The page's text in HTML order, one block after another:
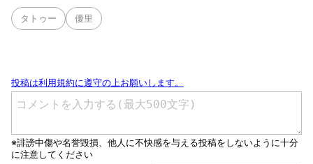
タトゥー 優里